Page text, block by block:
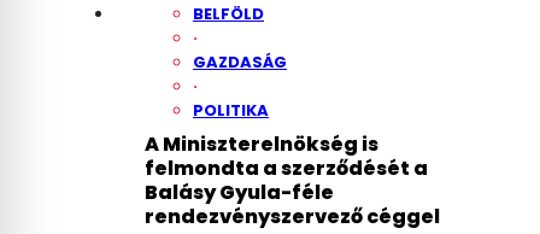
BELFÖLD
·
GAZDASÁG
·
POLITIKA
A Miniszterelnökség is
felmondta a szerződését a
Balásy Gyula-féle
rendezvényszervező céggel